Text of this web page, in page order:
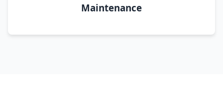
Maintenance